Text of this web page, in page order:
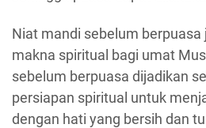
Niat mandi sebelum
makna spiritual bagi umat
sebelum berpuasa dijadikan
persiapan spiritual untuk
dengan hati yang bersih dan